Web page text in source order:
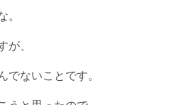
、
ないことです。